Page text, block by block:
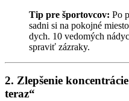
Tip pre športovcov: Po
sadni si na pokojné
dych. 10 vedomých
spraviť zázraky.
2. Zlepšenie
teraz“